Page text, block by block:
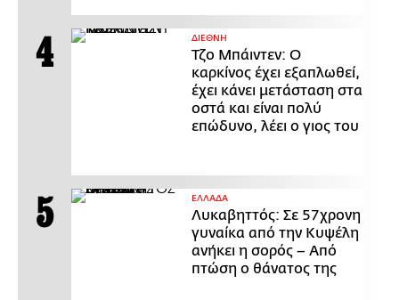
ΔΙΕΘΝΗ
Τζο Μπάιντεν: Ο
καρκίνος έχει εξαπλωθεί,
έχει κάνει μετάσταση στα
οστά και είναι πολύ
επώδυνο, λέει ο γιος του
ΕΛΛΑΔΑ
Λυκαβηττός: Σε 57χρονη
γυναίκα από την Κυψέλη
ανήκει η σορός – Από
πτώση ο θάνατος της